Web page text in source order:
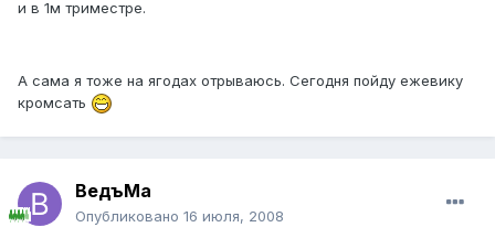
и в 1м триместре.
А сама я тоже на ягодах отрываюсь. Сегодня пойду ежевику
кромсать
ВедъМа
Опубликовано 16 июля, 2008